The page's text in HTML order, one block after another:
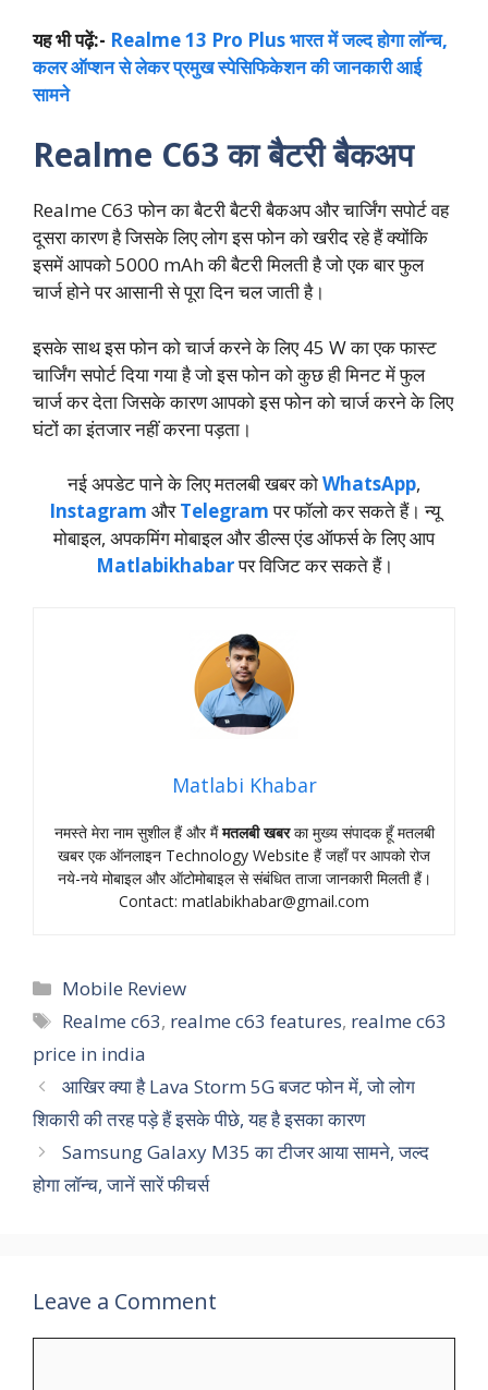
यह भी पढ़ें:- Realme 13 Pro Plus भारत में जल्‍द होगा लॉन्‍च,
कलर ऑप्‍शन से लेकर प्रमुख स्‍पेसिफिकेशन की जानकारी आई
सामने
Realme C63 का बैटरी बैकअप
Realme C63 फोन का बैटरी बैटरी बैकअप और चार्जिंग सपोर्ट वह
दूसरा कारण है जिसके लिए लोग इस फोन को खरीद रहे हैं क्योंकि
इसमें आपको 5000 mAh की बैटरी मिलती है जो एक बार फुल
चार्ज होने पर आसानी से पूरा दिन चल जाती है।
इसके साथ इस फोन को चार्ज करने के लिए 45 W का एक फास्ट
चार्जिंग सपोर्ट दिया गया है जो इस फोन को कुछ ही मिनट में फुल
चार्ज कर देता जिसके कारण आपको इस फोन को चार्ज करने के लिए
घंटों का इंतजार नहीं करना पड़ता।
नई अपडेट पाने के लिए मतलबी खबर कोWhatsApp,
Instagram औरTelegramपर फॉलो कर सकते हैं। न्‍यू
मोबाइल, अपकमिंग मोबाइल और डील्‍स एंड ऑफर्स के लिए आप
Matlabikhabarपर विजिट कर सकते हैं।
Matlabi Khabar
नमस्‍ते मेरा नाम सुशील हैं और मैंमतलबी खबरका मुख्‍य संपादक हूँ मतलबी
खबर एक ऑनलाइन Technology Website हैं जहॉं पर आपको रोज
नये-नये मोबाइल और ऑटोमोबाइल से संबंधित ताजा जानकारी मिलती हैं।
Contact: matlabikhabar@gmail.com
Categories
Mobile Review
Tags
Realme c63, realme c63 features, realme c63
price in india
आखिर क्या है Lava Storm 5G बजट फोन में, जो लोग
शिकारी की तरह पड़े हैं इसके पीछे, यह है इसका कारण
Samsung Galaxy M35 का टीजर आया सामने, जल्‍द
होगा लॉन्‍च, जानें सारें फीचर्स
Leave a Comment